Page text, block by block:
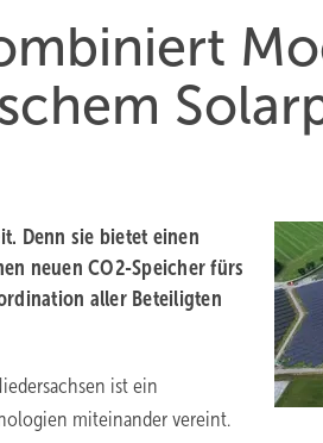
Denn sie bietet einen
neuen CO2-Speicher fürs
aller Beteiligten
ist ein
miteinander vereint.